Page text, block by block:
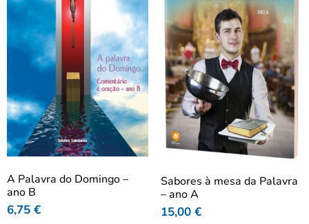
A Palavra do Domingo –
ano B
6,75 €
Sabores à mesa da Palavra
– ano A
15,00 €